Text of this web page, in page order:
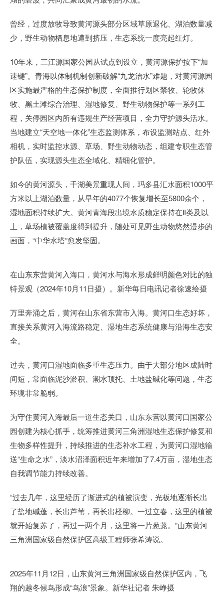
曾经，过度放牧导致黄河源头部分区域草原退化、湖泊数量减
少，野生动物栖息地遭到挤压，生态系统一度亮起红灯。
10年来，三江源国家公园从试点到设立，黄河源保护按下“加
速键”。青海以体制机制创新破解“九龙治水”难题，对黄河源园
区实施最严格的生态保护制度，全面推行划区禁牧、轮牧休
牧、黑土滩综合治理、湿地修复、野生动物保护等一系列工
程，关停园区内所有违规生产经营项目，全力守护源头活水。
当地建立“天空地一体化”生态监测体系，布设监测站点、红外
相机，实时监控水源、草场、野生动物动态，组建专职生态管
护队伍，实现源头生态全域化、精细化管护。
如今的黄河源头，千湖美景重现人间，玛多县汇水面积1000平
方米以上湖泊数量，从早年的4077个恢复增长至5800余个，
湿地面积持续扩大。黄河青海段出境水质稳定保持在Ⅱ类及以
上，草场植被覆盖度得到提升，随处可见野生动物悠然漫步的
画面，“中华水塔”愈发坚固。
在山东东营黄河入海口，黄河水与海水形成鲜明颜色对比的独
特景观（2024年10月11日摄）。新华每日电讯记者徐速绘摄
万里奔涌之后，黄河在山东省东营市入海。黄河口生态好坏，
直接关系黄河入海流路稳定、湿地生态系统健康与沿海生态安
全。
过去，黄河口湿地面临多重生态压力。由于大部分地区成陆时
间短，常面临泥沙淤积、潮水顶托、土地盐碱化等问题，生态
环境非常脆弱。
为守住黄河入海最后一道生态关口，山东东营以黄河口国家公
园创建为核心抓手，统筹推进黄河三角洲湿地生态保护修复和
生物多样性提升，持续推进的生态补水工程，为黄河口湿地输
送“生命之水”，淡水沼泽面积近年来增加了7.4万亩，湿地生态
自我调节能力持续改善。
“过去几年，这里经历了渐进式的植被演变，光板地逐渐长出
了盐地碱蓬，长出芦苇，再长出柽柳。一过立春，这里的植被
就开始复苏了，再过一两个月，这里将一片葱茏。”山东黄河
三角洲国家级自然保护区高级工程师张希涛说。
2025年11月12日，山东黄河三角洲国家级自然保护区内，飞
翔的越冬候鸟形成“鸟浪”景象。新华社记者 朱峥摄